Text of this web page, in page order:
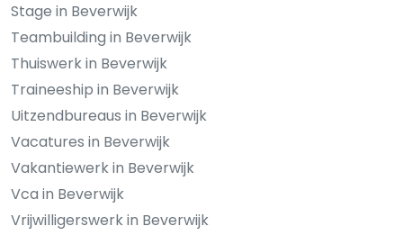
Stage in Beverwijk
Teambuilding in Beverwijk
Thuiswerk in Beverwijk
Traineeship in Beverwijk
Uitzendbureaus in Beverwijk
Vacatures in Beverwijk
Vakantiewerk in Beverwijk
Vca in Beverwijk
Vrijwilligerswerk in Beverwijk